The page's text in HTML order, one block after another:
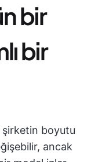
bir
bir
şirketin boyutu
ancak